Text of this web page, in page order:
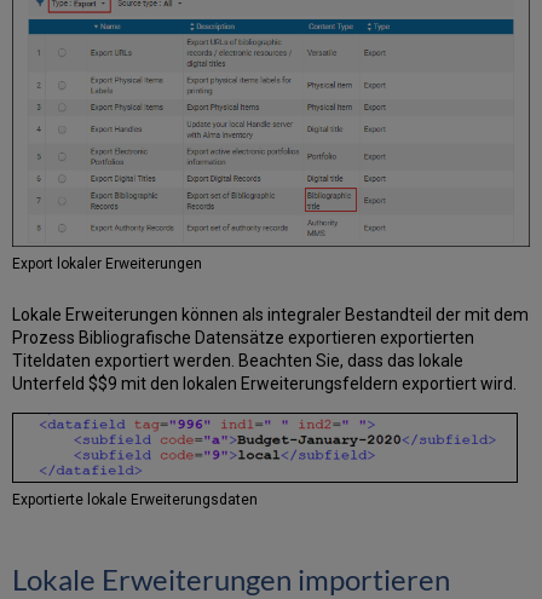
Export lokaler Erweiterungen
Lokale Erweiterungen können als integraler Bestandteil der mit dem
Prozess Bibliografische Datensätze exportieren exportierten
Titeldaten exportiert werden. Beachten Sie, dass das lokale
Unterfeld $$9 mit den lokalen Erweiterungsfeldern exportiert wird.
Exportierte lokale Erweiterungsdaten
Lokale Erweiterungen importieren